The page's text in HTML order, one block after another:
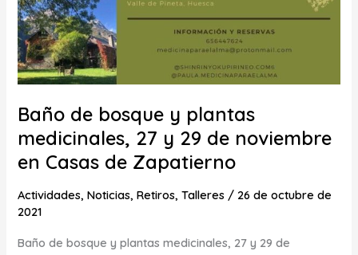
Baño de bosque y plantas
medicinales, 27 y 29 de noviembre
en Casas de Zapatierno
Actividades,Noticias,Retiros,Talleres / 26 de octubre de
2021
Baño de bosque y plantas medicinales, 27 y 29 de
de
noviembre
en
Casas
de
Zapatierno